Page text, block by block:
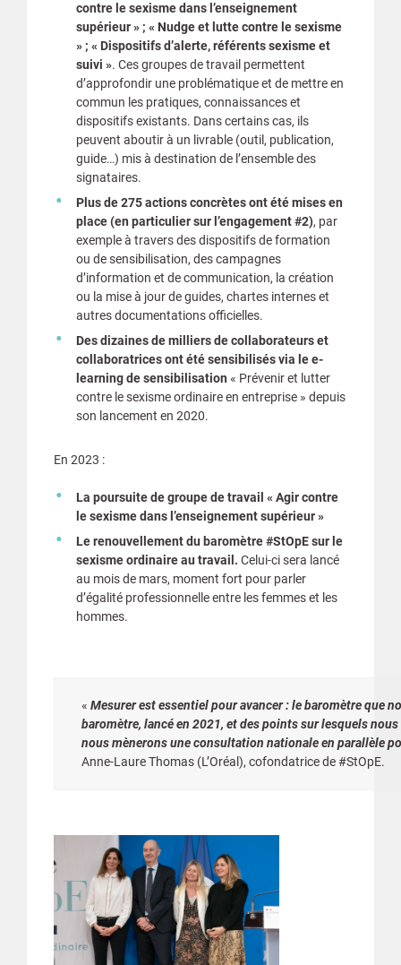
contre le sexisme dans l’enseignement
supérieur » ; « Nudge et lutte contre le sexisme
» ; « Dispositifs d’alerte, référents sexisme et
suivi ». Ces groupes de travail permettent
d’approfondir une problématique et de mettre en
commun les pratiques, connaissances et
dispositifs existants. Dans certains cas, ils
peuvent aboutir à un livrable (outil, publication,
guide…) mis à destination de l’ensemble des
signataires.
Plus de 275 actions concrètes ont été mises en
place (en particulier sur l’engagement #2), par
exemple à travers des dispositifs de formation
ou de sensibilisation, des campagnes
d’information et de communication, la création
ou la mise à jour de guides, chartes internes et
autres documentations officielles.
Des dizaines de milliers de collaborateurs et
collaboratrices ont été sensibilisés via le e-
learning de sensibilisation « Prévenir et lutter
contre le sexisme ordinaire en entreprise » depuis
son lancement en 2020.
En 2023 :
La poursuite de groupe de travail « Agir contre
le sexisme dans l’enseignement supérieur »
Le renouvellement du baromètre #StOpE sur le
sexisme ordinaire au travail.Celui-ci sera lancé
au mois de mars, moment fort pour parler
d’égalité professionnelle entre les femmes et les
hommes.
« Mesurer est essentiel pour avancer : le baromètre que
baromètre, lancé en 2021, et des points sur lesquels
nous mènerons une consultation nationale en parallèle
Anne-Laure Thomas (L’Oréal), cofondatrice de #StOpE.